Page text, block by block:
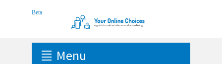
Menu